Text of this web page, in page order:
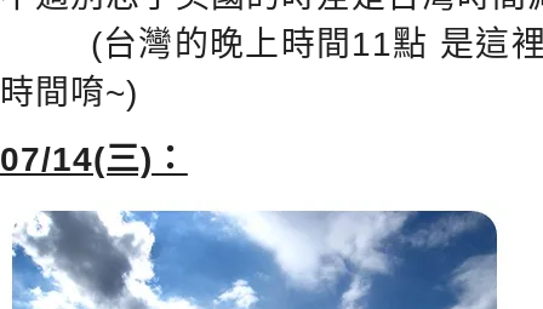
(台灣的晚上時間11點 是這裡
時間唷~)
07/14(三)：